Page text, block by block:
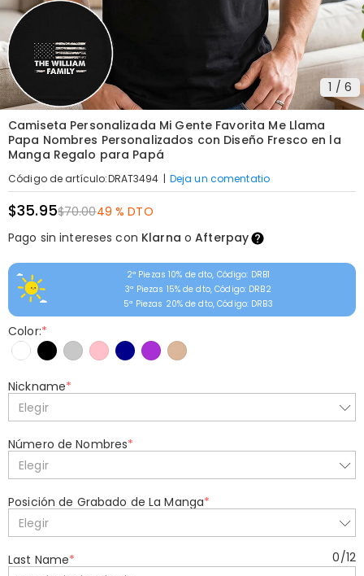
1 / 6
Camiseta Personalizada Mi Gente Favorita Me Llama
Papa Nombres Personalizados con Diseño Fresco en la
Manga Regalo para Papá
Código de artículo:DRAT3494 | Deja un comentatio
$35.95$70.0049 % DTO
Pago sin intereses con Klarna oAfterpay
2ª Piezas 10% de dto, Código: DRB1
3ª Piezas 15% de dto, Código: DRB2
5ª Piezas 20% de dto, Código: DRB3
Color:*
Nickname*
Elegir
Número de Nombres*
Elegir
Posición de Grabado de La Manga*
Elegir
Last Name* 0/12